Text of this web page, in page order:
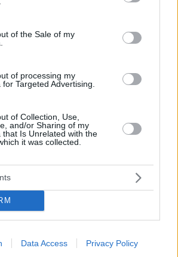
to Google and its third-party tags to
specified purposes in below Google
of the Sale of my
of processing my
Targeted Advertising.
of Collection, Use,
and/or Sharing of my
that Is Unrelated with the
it was collected.
Data Access Privacy Policy
παραμένουν ανοιχτά.
και οι αντιδράσεις
Ο δήμαρχος Μιχάλης
ότι είχε συνεργασία με τον
ωστόσο δεν θυμάται να
ζητήματα που
με κτηνοτρόφους ή
προκάλεσε αντιδράσεις
θύματος, οι οποίοι
στο παρελθόν είχαν γίνει
αναφορές για τα προβλήματα